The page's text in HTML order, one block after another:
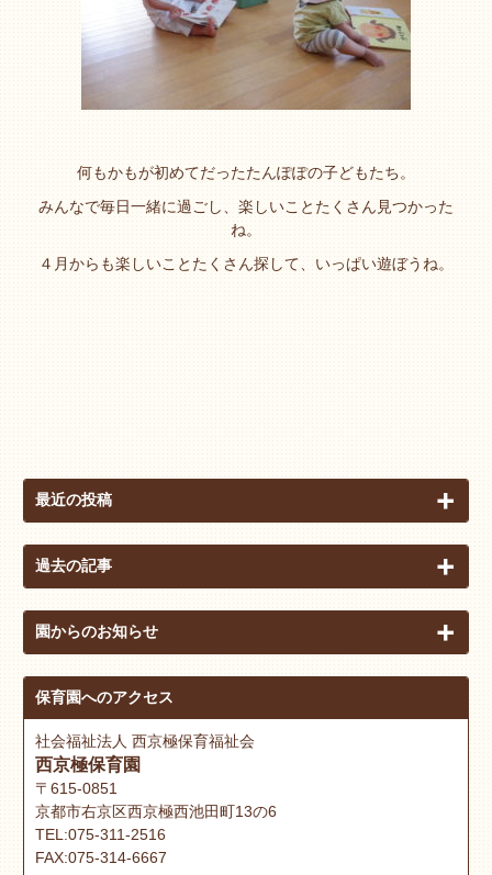
何もかもが初めてだったたんぽぽの子どもたち。
みんなで毎日一緒に過ごし、楽しいことたくさん見つかった
ね。
４月からも楽しいことたくさん探して、いっぱい遊ぼうね。
最近の投稿
過去の記事
園からのお知らせ
保育園へのアクセス
社会福祉法人 西京極保育福祉会
西京極保育園
〒615-0851
京都市右京区西京極西池田町13の6
TEL:075-311-2516
FAX:075-314-6667